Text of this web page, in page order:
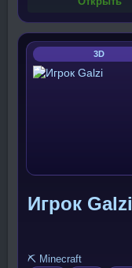
3D
Игрок Galzi
⛏️ Minecraft